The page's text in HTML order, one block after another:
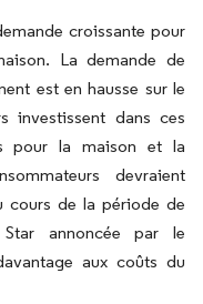
croissante pour
La demande de
est en hausse sur le
investissent dans ces
pour la maison et la
devraient
cours de la période de
annoncée par le
aux coûts du